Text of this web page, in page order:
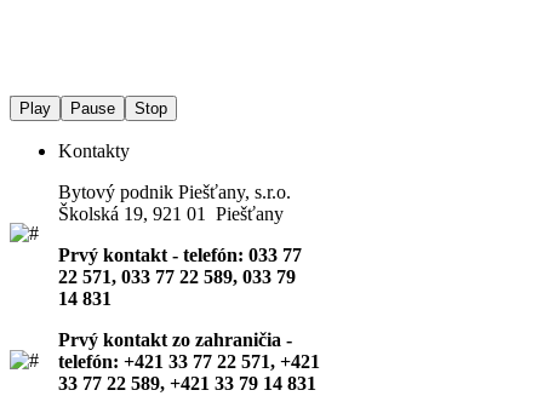
Play Pause Stop
Kontakty
Bytový podnik Piešťany, s.r.o.
Školská 19, 921 01 Piešťany
Prvý kontakt - telefón: 033 77
22 571, 033 77 22 589, 033 79
14 831
Prvý kontakt zo zahraničia -
telefón: +421 33 77 22 571, +421
33 77 22 589, +421 33 79 14 831